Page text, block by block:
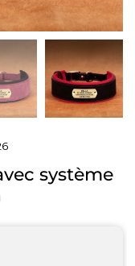
système